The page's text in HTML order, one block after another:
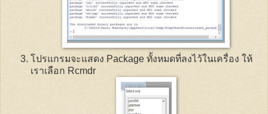
โปรแกรมจะแสดง Package ทั้งหมดที่ลงไว้ในเครื่อง ให้
เราเลือก Rcmdr